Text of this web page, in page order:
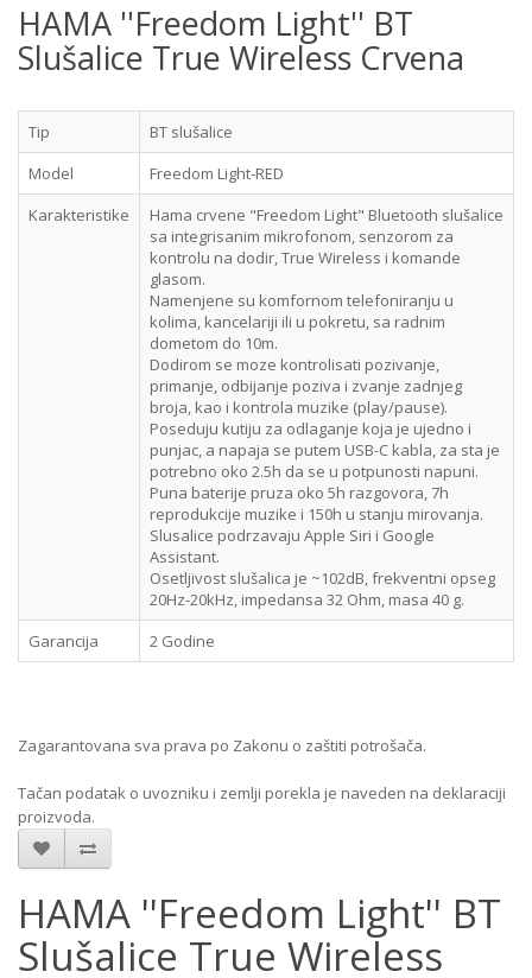
HAMA ''Freedom Light'' BT
Slušalice True Wireless Crvena
Tip
BT slušalice
Model
Freedom Light-RED
Karakteristike
Hama crvene "Freedom Light" Bluetooth slušalice
sa integrisanim mikrofonom, senzorom za
kontrolu na dodir, True Wireless i komande
glasom.
Namenjene su komfornom telefoniranju u
kolima, kancelariji ili u pokretu, sa radnim
dometom do 10m.
Dodirom se moze kontrolisati pozivanje,
primanje, odbijanje poziva i zvanje zadnjeg
broja, kao i kontrola muzike (play/pause).
Poseduju kutiju za odlaganje koja je ujedno i
punjac, a napaja se putem USB-C kabla, za sta je
potrebno oko 2.5h da se u potpunosti napuni.
Puna baterije pruza oko 5h razgovora, 7h
reprodukcije muzike i 150h u stanju mirovanja.
Slusalice podrzavaju Apple Siri i Google
Assistant.
Osetljivost slušalica je ~102dB, frekventni opseg
20Hz-20kHz, impedansa 32 Ohm, masa 40 g.
Garancija
2 Godine
Zagarantovana sva prava po Zakonu o zaštiti potrošača.
Tačan podatak o uvozniku i zemlji porekla je naveden na deklaraciji
proizvoda.
HAMA ''Freedom Light'' BT
Slušalice True Wireless